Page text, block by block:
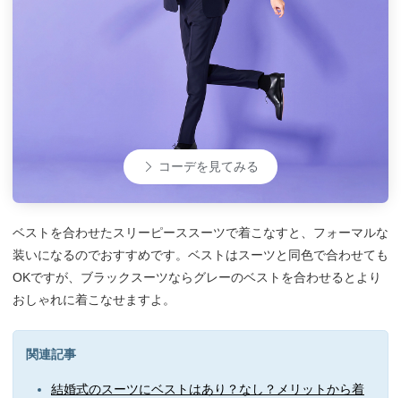
コーデを見てみる
ベストを合わせたスリーピーススーツで着こなすと、フォーマルな
装いになるのでおすすめです。ベストはスーツと同色で合わせても
OKですが、ブラックスーツならグレーのベストを合わせるとより
おしゃれに着こなせますよ。
関連記事
結婚式のスーツにベストはあり？なし？メリットから着